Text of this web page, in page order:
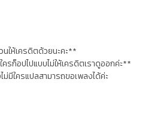
นให้เครดิตด้วยนะคะ**
รก็อปไปแบบไม่ให้เครดิตเราดูออกค่ะ**
มีใครแปลสามารถขอเพลงได้ค่ะ